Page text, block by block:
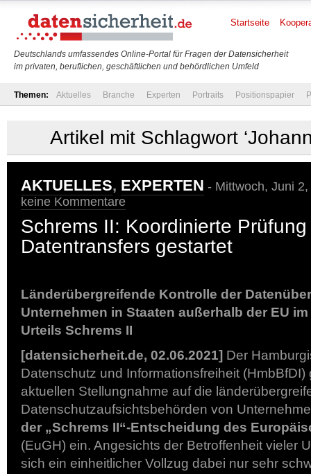
Deutschlands umfassendes Online-Portal für Fragen der Datensicherheit
im privaten, beruflichen, geschäftlichen und behördlichen Umfeld
Startseite
Themen: Aktuelles Branche Experten Portraits Positionspapier
Artikel mit Schlagwort
AKTUELLES, EXPERTEN - Mittwoch, Juni
keine Kommentare
Schrems II: Koordinierte
Datentransfers gestartet
Länderübergreifende Kontrolle der
Unternehmen in Staaten außerhalb der EU
Urteils Schrems II
[datensicherheit.de, 02.06.2021] Der
Datenschutz und Informationsfreiheit (HmbBfDI)
aktuellen Stellungnahme auf die
Datenschutzaufsichtsbehörden von
der „Schrems II“-Entscheidung des
(EuGH) ein. Angesichts der Betroffenheit vieler
sich ein einheitlicher Vollzug dabei nur sehr